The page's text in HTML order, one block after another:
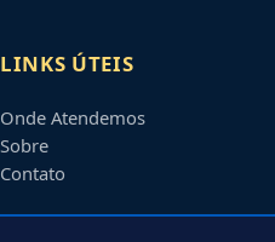
LINKS ÚTEIS
Onde Atendemos
Sobre
Contato